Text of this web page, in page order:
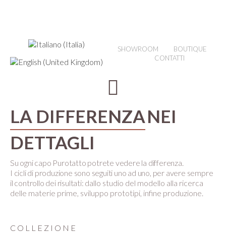
SHOWROOM
BOUTIQUE
CONTATTI
LA DIFFERENZANEI
DETTAGLI
Su ogni capo Purotatto potrete vedere la differenza.
I cicli di produzione sono seguiti uno ad uno, per avere sempre
il controllo dei risultati: dallo studio del modello alla ricerca
delle materie prime, sviluppo prototipi, infine produzione.
COLLEZIONE